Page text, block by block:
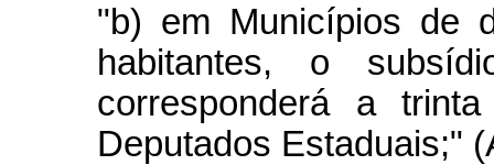
"b) em Municípios de
habitantes, o
corresponderá a
Deputados Estaduais;"